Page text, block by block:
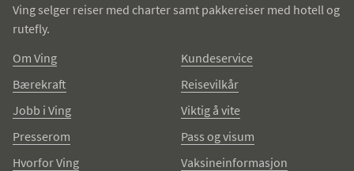
Ving selger reiser med charter samt pakkereiser med hotell og
rutefly.
Om Ving
Bærekraft
Jobb i Ving
Presserom
Hvorfor Ving
Kundeservice
Reisevilkår
Viktig å vite
Pass og visum
Vaksineinformasjon